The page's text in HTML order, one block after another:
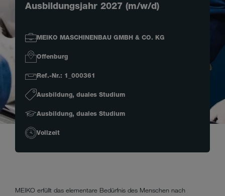
Ausbildungsjahr 2027 (m/w/d)
MEIKO MASCHINENBAU GMBH & CO. KG
Offenburg
Ref.-Nr.: 1_000361
Ausbildung, duales Studium
Ausbildung, duales Studium
Vollzeit
MEIKO erfüllt das elementare Bedürfnis des Menschen nach